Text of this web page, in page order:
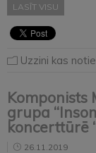
LASĪT VISU
Uzzini kas
Komponists
grupa
koncerttūrē
26.11.2019